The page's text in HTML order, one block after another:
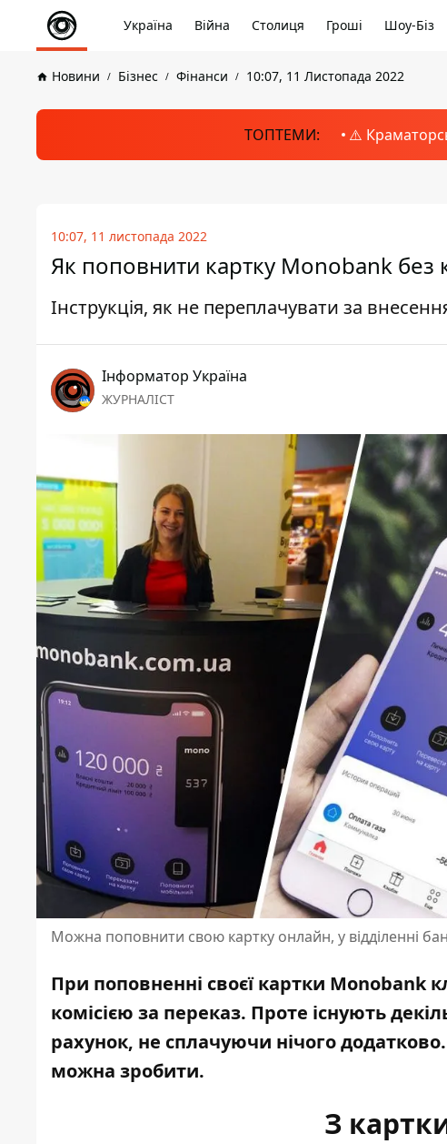
Україна Війна Столиця Гроші Шоу-Біз
Новини Бізнес Фінанси 10:07, 11 Листопада 2022
ТОПТЕМИ: ⚠️
10:07, 11 листопада 2022
Як поповнити картку Monobank без
Інструкція, як не переплачувати за
Інформатор Україна
ЖУРНАЛІСТ
Можна поповнити свою картку онлайн, у відділенні
При поповненні своєї картки Monobank
комісією за переказ. Проте існують
рахунок, не сплачуючи нічого
можна зробити.
З